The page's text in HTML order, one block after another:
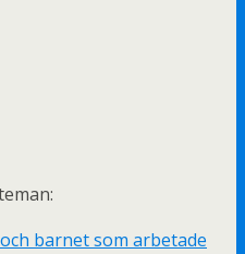
barnet som arbetade